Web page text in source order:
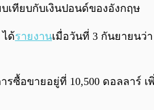
เทียบกับเงินปอนด์ของอังกฤษ
ด้รายงานเมื่อวันที่ 3 กันยายนว่
ซื้อขายอยู่ที่ 10,500 ดอลลาร์